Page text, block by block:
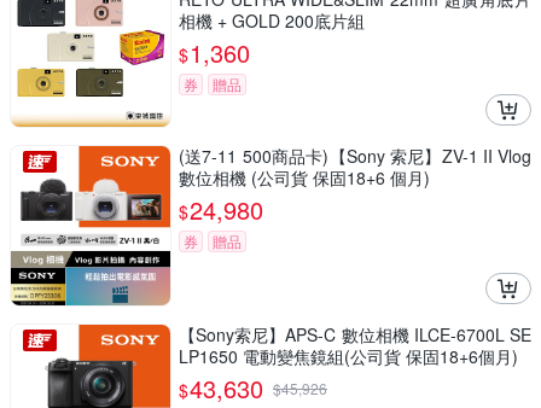
相機 + GOLD 200底片組
$1,360
券 贈品
(送7-11 500商品卡)【Sony 索尼】ZV-1 II Vlog
數位相機 (公司貨 保固18+6 個月)
$24,980
券 贈品
【Sony索尼】APS-C 數位相機 ILCE-6700L SE
LP1650 電動變焦鏡組(公司貨 保固18+6個月)
$43,630 $45,926